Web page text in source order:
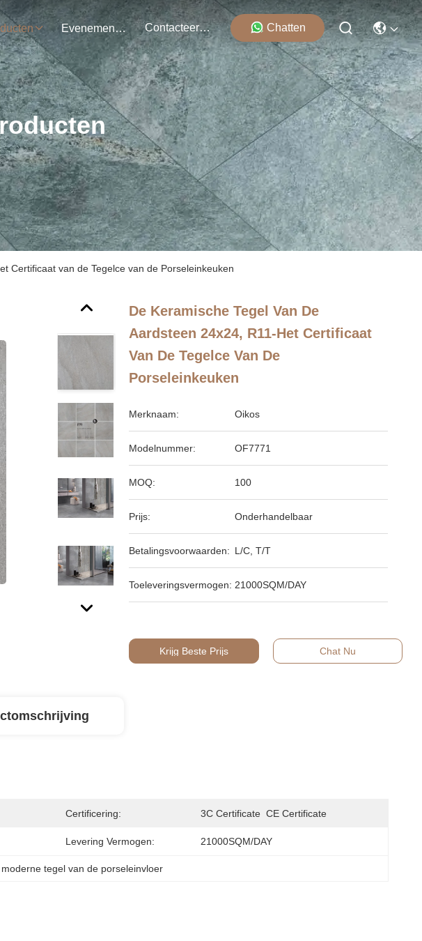
Evenementen Contacteer Ons Chatten
Certificaat van de Tegelce van de Porseleinkeuken
De Keramische Tegel Van De
Aardsteen 24x24, R11-Het Certificaat
Van De Tegelce Van De
Porseleinkeuken
Merknaam: Oikos
Modelnummer: OF7771
MOQ: 100
Prijs: Onderhandelbaar
Betalingsvoorwaarden: L/C, T/T
Toeleveringsvermogen: 21000SQM/DAY
Krijg Beste Prijs Chat Nu
Certificering: 3C Certificate  CE Certificate
Levering Vermogen: 21000SQM/DAY
tegel van de porseleinvloer